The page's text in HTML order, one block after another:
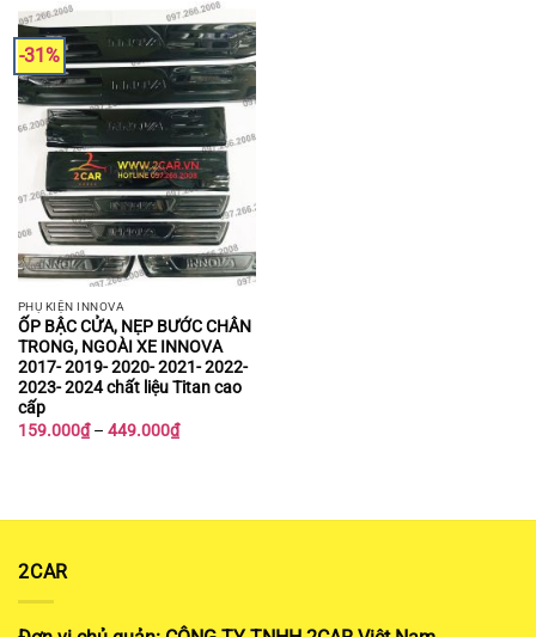
-31%
PHỤ KIỆN INNOVA
ỐP BẬC CỬA, NẸP BƯỚC CHÂN
TRONG, NGOÀI XE INNOVA
2017- 2019- 2020- 2021- 2022-
2023- 2024 chất liệu Titan cao
cấp
159.000₫ – 449.000₫Khoảng
giá:
2CAR